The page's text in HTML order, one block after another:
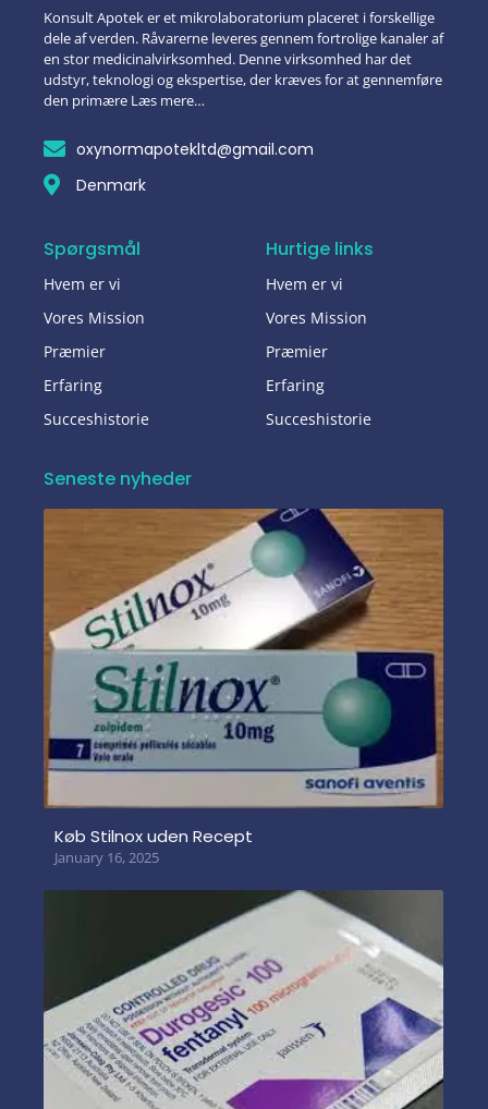
Konsult Apotek er et mikrolaboratorium placeret i forskellige
dele af verden. Råvarerne leveres gennem fortrolige kanaler af
en stor medicinalvirksomhed. Denne virksomhed har det
udstyr, teknologi og ekspertise, der kræves for at gennemføre
den primære Læs mere…
oxynormapotekltd@gmail.com
Denmark
Spørgsmål
Hvem er vi
Vores Mission
Præmier
Erfaring
Succeshistorie
Hurtige links
Hvem er vi
Vores Mission
Præmier
Erfaring
Succeshistorie
Seneste nyheder
Køb Stilnox uden Recept
January 16, 2025